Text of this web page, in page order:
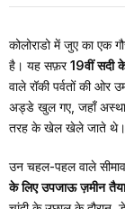
कोलोराडो में जुए का एक
है। यह सफ़र19वीं सदी
वाले रॉकी पर्वतों की
अड्डे खुल गए, जहाँ
तरह के खेल खेले जाते थे।
उन चहल-पहल वाले
के लिए उपजाऊ ज़मीन